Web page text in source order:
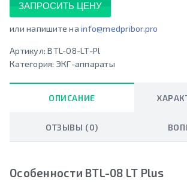
ЗАПРОСИТЬ ЦЕНУ
или напишите на info@medpribor.pro
Артикул:BTL-08-LT-Pl
Категория: ЭКГ-аппараты
ОПИСАНИЕ
ОТЗЫВЫ (0)
Особенности BTL-08 LT Plus